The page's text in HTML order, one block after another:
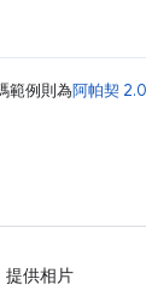
範例則為阿帕契
提供相片